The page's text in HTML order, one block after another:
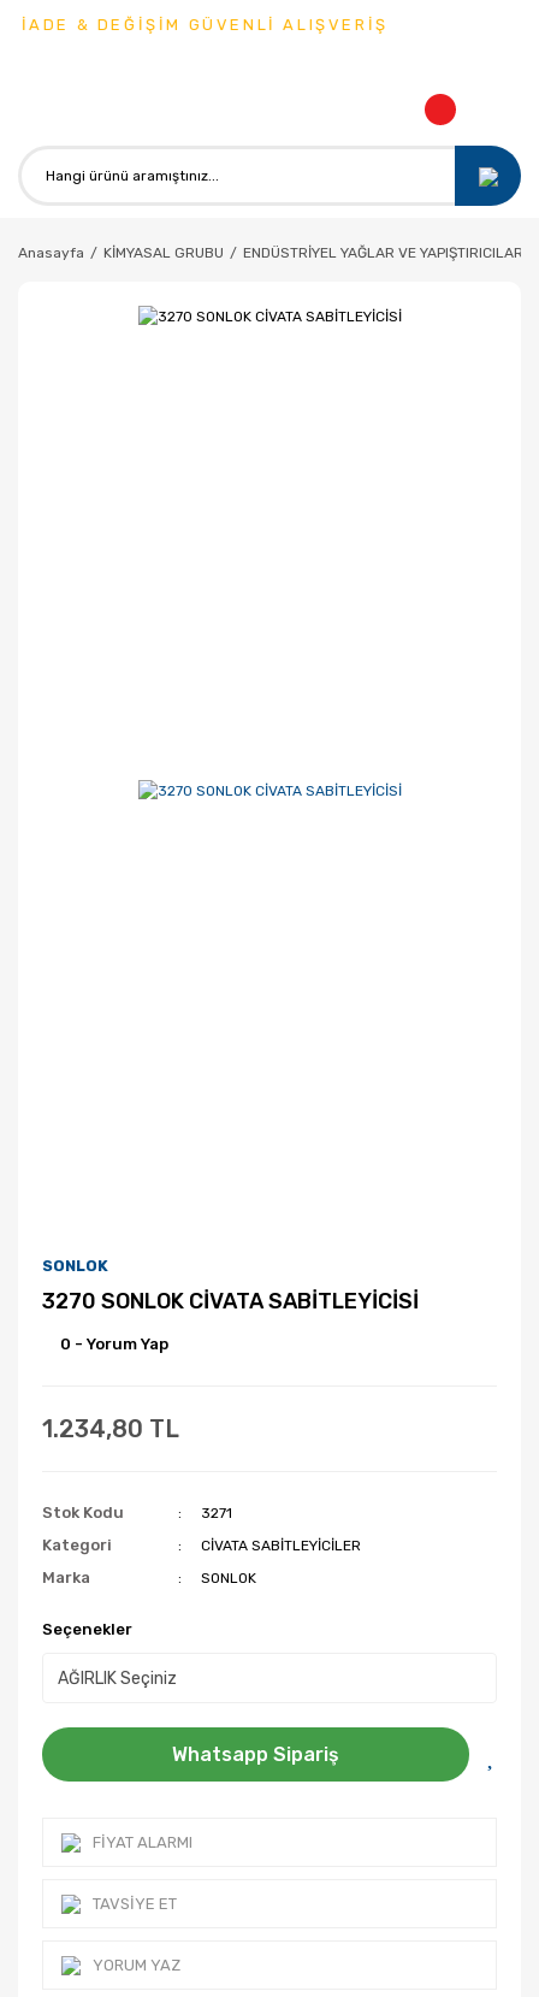
İADE & DEĞİŞİM GÜVENLİ ALIŞVERİŞ
Anasayfa KİMYASAL GRUBU ENDÜSTRİYEL YAĞLAR VE YAPIŞTIRICILAR
SONLOK
3270 SONLOK CİVATA SABİTLEYİCİSİ
0 - Yorum Yap
1.234,80 TL
Stok Kodu 3271
Kategori CİVATA SABİTLEYİCİLER
Marka SONLOK
Seçenekler
Whatsapp Sipariş
FIYAT ALARMI
TAVSIYE ET
YORUM YAZ